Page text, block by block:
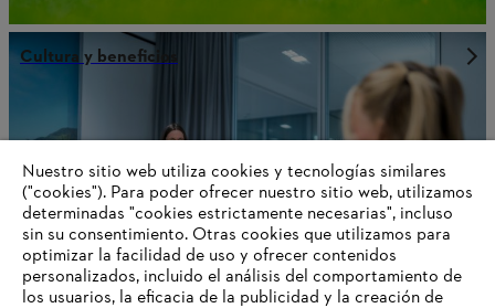
Cultura y beneficios
Información para proveedores
Productos
Contacto
Carrera profesional
Sistema de denuncia de irregularidades
Nuestro sitio web utiliza cookies y tecnologías similares
("cookies"). Para poder ofrecer nuestro sitio web, utilizamos
determinadas "cookies estrictamente necesarias", incluso
sin su consentimiento. Otras cookies que utilizamos para
optimizar la facilidad de uso y ofrecer contenidos
personalizados, incluido el análisis del comportamiento de
los usuarios, la eficacia de la publicidad y la creación de